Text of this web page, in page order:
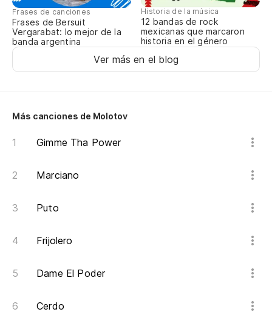
Frases de canciones
Frases de Bersuit
Vergarabat: lo mejor de la
banda argentina
Historia de la música
12 bandas de rock
mexicanas que marcaron
historia en el género
Ver más en el blog
Más canciones de Molotov
Gimme Tha Power
Marciano
Puto
Frijolero
Dame El Poder
Cerdo